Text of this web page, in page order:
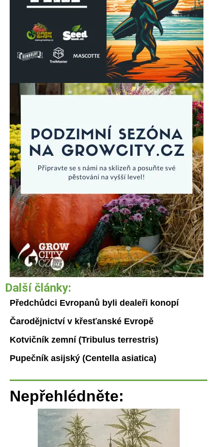
Další články:
Předchůdci Evropanů byli dealeři konopí
Čarodějnictví v křesťanské Evropě
Kotvičník zemní (Tribulus terrestris)
Pupečník asijský (Centella asiatica)
Nepřehlédněte: